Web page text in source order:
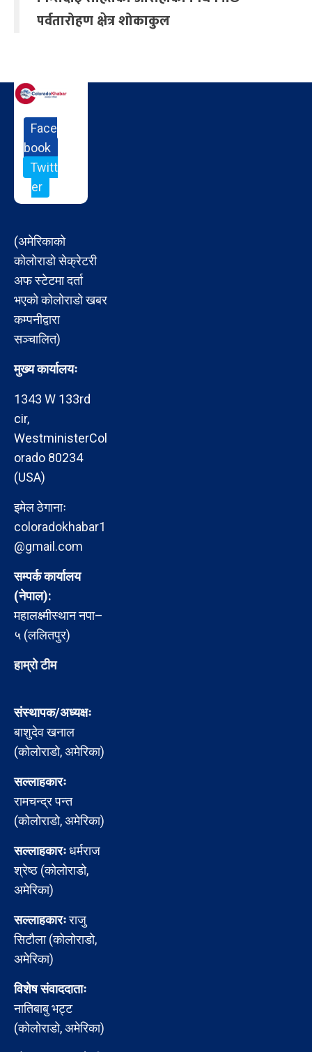
पर्वतारोहण क्षेत्र शोकाकुल
Face
book
Twitt
er
(अमेरिकाको
कोलोराडो सेक्रेटरी
अफ स्टेटमा दर्ता
भएको कोलोराडो खबर
कम्पनीद्वारा
सञ्चालित)
मुख्य कार्यालयः
1343 W 133rd
cir,
WestministerCol
orado 80234
(USA)
इमेल ठेगानाः
coloradokhabar1
@gmail.com
सम्पर्क कार्यालय
(नेपाल):
महालक्ष्मीस्थान नपा–
५ (ललितपुर)
हाम्रो टीम
संस्थापक/अध्यक्षः
बाशुदेव खनाल
(कोलोराडो, अमेरिका)
सल्लाहकारः
रामचन्द्र पन्त
(कोलोराडो, अमेरिका)
सल्लाहकारःधर्मराज
श्रेष्ठ (कोलोराडो,
अमेरिका)
सल्लाहकारःराजु
सिटौला (कोलोराडो,
अमेरिका)
विशेष संवाददाताः
नातिबाबु भट्ट
(कोलोराडो, अमेरिका)